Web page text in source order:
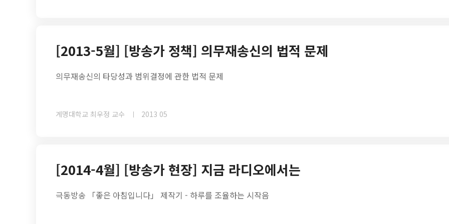
[2013-5월] [방송가 정책] 의무재송신의 법적 문제
의무재송신의 타당성과 범위결정에 관한 법적 문제
계명대학교 최우정 교수 2013 05
[2014-4월] [방송가 현장] 지금 라디오에서는
극동방송 「좋은 아침입니다」 제작기 - 하루를 조율하는 시작음